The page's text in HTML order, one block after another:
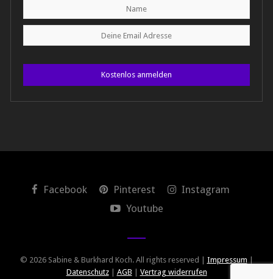
Kostenlos anmelden
Facebook Pinterest
Instagram
Youtube
© 2026 Sabine & Burkhard Koch. All rights reserved | Impressum
Datenschutz| AGB Vertrag widerrufen